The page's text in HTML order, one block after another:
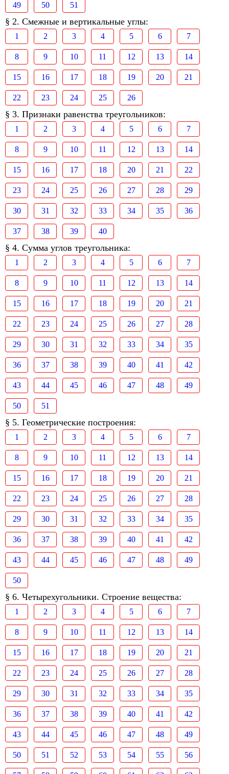
49 50 51
§ 2. Смежные и вертикальные углы:
1 2 3 4 5 6 7
8 9 10 11 12 13 14
15 16 17 18 19 20 21
22 23 24 25 26
§ 3. Признаки равенства треугольников:
1 2 3 4 5 6 7
8 9 10 11 12 13 14
15 16 17 18 20 21 22
23 24 25 26 27 28 29
30 31 32 33 34 35 36
37 38 39 40
§ 4. Сумма углов треугольника:
1 2 3 4 5 6 7
8 9 10 11 12 13 14
15 16 17 18 19 20 21
22 23 24 25 26 27 28
29 30 31 32 33 34 35
36 37 38 39 40 41 42
43 44 45 46 47 48 49
50 51
§ 5. Геометрические построения:
1 2 3 4 5 6 7
8 9 10 11 12 13 14
15 16 17 18 19 20 21
22 23 24 25 26 27 28
29 30 31 32 33 34 35
36 37 38 39 40 41 42
43 44 45 46 47 48 49
50
§ 6. Четырехугольники. Строение вещества:
1 2 3 4 5 6 7
8 9 10 11 12 13 14
15 16 17 18 19 20 21
22 23 24 25 26 27 28
29 30 31 32 33 34 35
36 37 38 39 40 41 42
43 44 45 46 47 48 49
50 51 52 53 54 55 56